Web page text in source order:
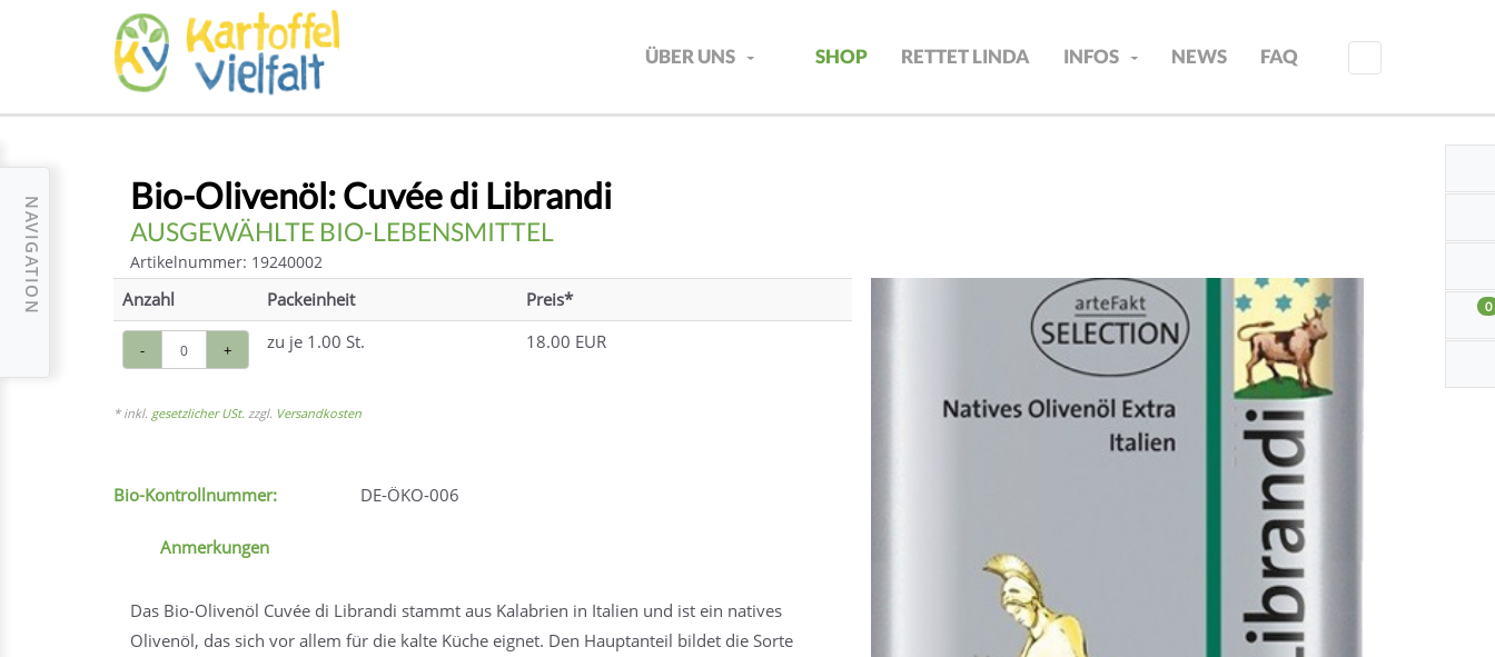
ÜBER UNS SHOP RETTET LINDA INFOS NEWS FAQ
Bio-Olivenöl: Cuvée di Librandi
AUSGEWÄHLTE BIO-LEBENSMITTEL
Artikelnummer: 19240002
Anzahl Packeinheit Preis*
- + zu je 1.00 St. 18.00 EUR
* inkl. gesetzlicher USt. zzgl. Versandkosten
Bio-Kontrollnummer: DE-ÖKO-006
Anmerkungen
Das Bio-Olivenöl Cuvée di Librandi stammt aus Kalabrien in Italien und ist ein natives
Olivenöl, das sich vor allem für die kalte Küche eignet. Den Hauptanteil bildet die Sorte
0
NAVIGATION